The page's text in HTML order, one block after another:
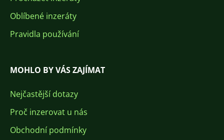
Oblíbené inzeráty
Pravidla používání
MOHLO BY VÁS ZAJÍMAT
Nejčastější dotazy
Proč inzerovat u nás
Obchodní podmínky